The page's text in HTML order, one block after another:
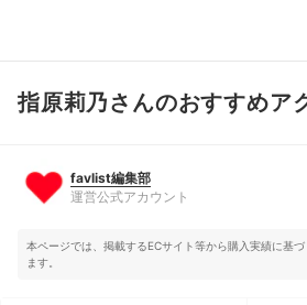
favlist編集部
運営公式アカウント
指原莉乃さんのおすすめア
favlist編集部
運営公式アカウント
本ページでは、掲載するECサイト等から購入実績に基
ます。